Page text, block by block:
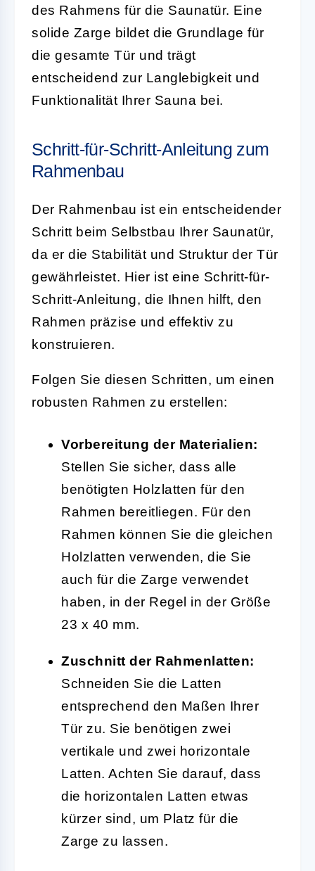
des Rahmens für die Saunatür. Eine
solide Zarge bildet die Grundlage für
die gesamte Tür und trägt
entscheidend zur Langlebigkeit und
Funktionalität Ihrer Sauna bei.
Schritt-für-Schritt-Anleitung zum
Rahmenbau
Der Rahmenbau ist ein entscheidender
Schritt beim Selbstbau Ihrer Saunatür,
da er die Stabilität und Struktur der Tür
gewährleistet. Hier ist eine Schritt-für-
Schritt-Anleitung, die Ihnen hilft, den
Rahmen präzise und effektiv zu
konstruieren.
Folgen Sie diesen Schritten, um einen
robusten Rahmen zu erstellen:
Vorbereitung der Materialien:
Stellen Sie sicher, dass alle
benötigten Holzlatten für den
Rahmen bereitliegen. Für den
Rahmen können Sie die gleichen
Holzlatten verwenden, die Sie
auch für die Zarge verwendet
haben, in der Regel in der Größe
23 x 40 mm.
Zuschnitt der Rahmenlatten:
Schneiden Sie die Latten
entsprechend den Maßen Ihrer
Tür zu. Sie benötigen zwei
vertikale und zwei horizontale
Latten. Achten Sie darauf, dass
die horizontalen Latten etwas
kürzer sind, um Platz für die
Zarge zu lassen.